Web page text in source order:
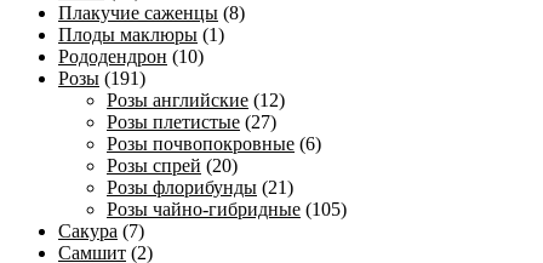
Плакучие саженцы (8)
Плоды маклюры (1)
Рододендрон (10)
Розы (191)
Розы английские (12)
Розы плетистые (27)
Розы почвопокровные (6)
Розы спрей (20)
Розы флорибунды (21)
Розы чайно-гибридные (105)
Сакура (7)
Самшит (2)